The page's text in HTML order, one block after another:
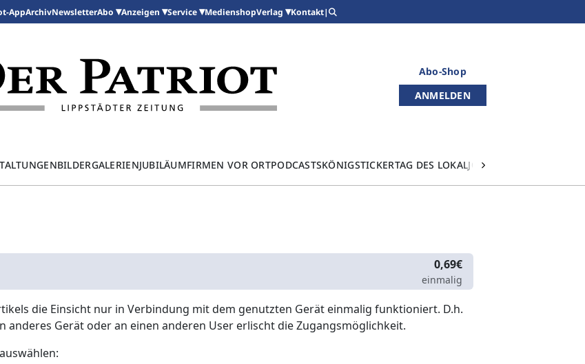
AppArchivNewsletterAbo Anzeigen Service MedienshopVerlag Kontakt|
Abo-Shop
ANMELDEN
BILDERGALERIENJUBILÄUMFIRMEN VOR ORTPODCASTSKÖNIGSTICKERTAG DES LOKALJOURNALISMUS
0,69€
einmalig
die Einsicht nur in Verbindung mit dem genutzten Gerät einmalig funktioniert. D.h.
anderes Gerät oder an einen anderen User erlischt die Zugangsmöglichkeit.